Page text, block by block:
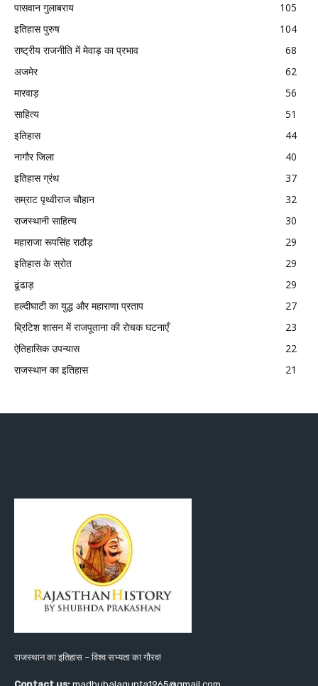
पासवान गुलाबराय
105
इतिहास पुरुष
104
राष्ट्रीय राजनीति में मेवाड़ का प्रभाव
68
अजमेर
62
मारवाड़
56
साहित्य
51
इतिहास
44
नागौर जिला
40
इतिहास ग्रंथ
37
सम्राट पृथ्वीराज चौहान
32
राजस्थानी साहित्य
30
महाराजा रूपसिंह राठौड़
29
इतिहास के स्रोत
29
ढूंढाड़
29
हल्दीघाटी का युद्ध और महाराणा प्रताप
27
ब्रिटिश शासन में राजपूताना की रोचक घटनाएँ
23
ऐतिहासिक उपन्यास
22
राजस्थान का इतिहास
21
राजस्थान का इतिहास – विश्व सभ्यता का गौरव!